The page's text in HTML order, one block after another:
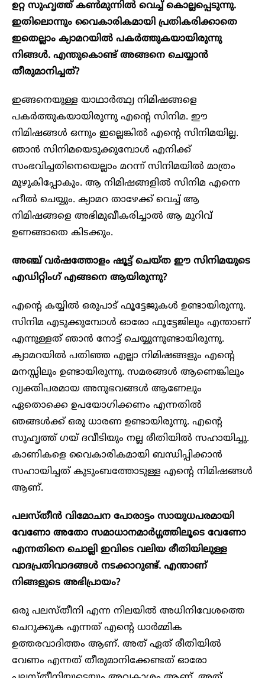
ഉറ്റ സുഹൃത്ത് കൺമുന്നിൽ വെച്ച് കൊല്ലപ്പെടുന്നു.
ഇതിലൊന്നും വൈകാരികമായി പ്രതികരിക്കാതെ
ഇതെല്ലാം ക്യാമറയിൽ പകർത്തുകയായിരുന്നു
നിങ്ങൾ. എന്തുകൊണ്ട് അങ്ങനെ ചെയ്യാൻ
തീരുമാനിച്ചത്?
ഇങ്ങനെയുള്ള യാഥാർത്ഥ്യ നിമിഷങ്ങളെ
പകർത്തുകയായിരുന്നു എൻ്റെ സിനിമ. ഈ
നിമിഷങ്ങൾ ഒന്നും ഇല്ലെങ്കിൽ എൻ്റെ സിനിമയില്ല.
ഞാൻ സിനിമയെടുക്കുമ്പോൾ എനിക്ക്
സംഭവിച്ചതിനെയെല്ലാം മറന്ന് സിനിമയിൽ മാത്രം
മുഴുകിപ്പോകും. ആ നിമിഷങ്ങളിൽ സിനിമ എന്നെ
ഹീൽ ചെയ്യും. ക്യാമറ താഴേക്ക് വെച്ച് ആ
നിമിഷങ്ങളെ അഭിമുഖീകരിച്ചാൽ ആ മുറിവ്
ഉണങ്ങാതെ കിടക്കും.
അഞ്ച് വർഷത്തോളം ഷൂട്ട് ചെയ്ത ഈ സിനിമയുടെ
എഡിറ്റിംഗ് എങ്ങനെ ആയിരുന്നു?
എൻ്റെ കയ്യിൽ ഒരുപാട് ഫൂട്ടേജുകൾ ഉണ്ടായിരുന്നു.
സിനിമ എടുക്കുമ്പോൾ ഓരോ ഫൂട്ടേജിലും എന്താണ്
എന്നുള്ളത് ഞാൻ നോട്ട് ചെയ്യുന്നുണ്ടായിരുന്നു.
ക്യാമറയിൽ പതിഞ്ഞ എല്ലാ നിമിഷങ്ങളും എൻ്റെ
മനസ്സിലും ഉണ്ടായിരുന്നു. സമരങ്ങൾ ആണെങ്കിലും
വ്യക്തിപരമായ അനുഭവങ്ങൾ ആണേലും
ഏതൊക്കെ ഉപയോഗിക്കണം എന്നതിൽ
ഞങ്ങൾക്ക് ഒരു ധാരണ ഉണ്ടായിരുന്നു. എൻ്റെ
സുഹൃത്ത് ഗയ് ദവീടിയും നല്ല രീതിയിൽ സഹായിച്ചു.
കാണികളെ വൈകാരികമായി ബന്ധിപ്പിക്കാൻ
സഹായിച്ചത് കുടുംബത്തോടുള്ള എൻ്റെ നിമിഷങ്ങൾ
ആണ്.
പലസ്തീൻ വിമോചന പോരാട്ടം സായുധപരമായി
വേണോ അതോ സമാധാനമാർഗ്ഗത്തിലൂടെ വേണോ
എന്നതിനെ ചൊല്ലി ഇവിടെ വലിയ രീതിയിലുള്ള
വാദപ്രതിവാദങ്ങൾ നടക്കാറുണ്ട്. എന്താണ്
നിങ്ങളുടെ അഭിപ്രായം?
ഒരു പലസ്തീനി എന്ന നിലയിൽ അധിനിവേശത്തെ
ചെറുക്കുക എന്നത് എൻ്റെ ധാർമ്മിക
ഉത്തരവാദിത്തം ആണ്. അത് ഏത് രീതിയിൽ
വേണം എന്നത് തീരുമാനിക്കേണ്ടത് ഓരോ